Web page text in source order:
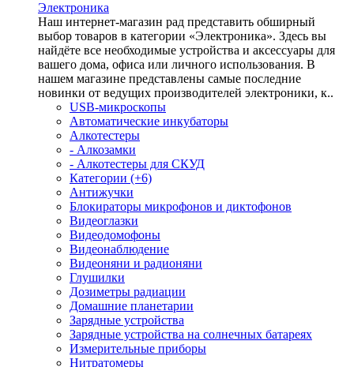
Электроника
Наш интернет-магазин рад представить обширный
выбор товаров в категории «Электроника». Здесь вы
найдёте все необходимые устройства и аксессуары для
вашего дома, офиса или личного использования. В
нашем магазине представлены самые последние
новинки от ведущих производителей электроники, к..
USB-микроскопы
Автоматические инкубаторы
Алкотестеры
- Алкозамки
- Алкотестеры для СКУД
Категории (+6)
Антижучки
Блокираторы микрофонов и диктофонов
Видеоглазки
Видеодомофоны
Видеонаблюдение
Видеоняни и радионяни
Глушилки
Дозиметры радиации
Домашние планетарии
Зарядные устройства
Зарядные устройства на солнечных батареях
Измерительные приборы
Нитратомеры